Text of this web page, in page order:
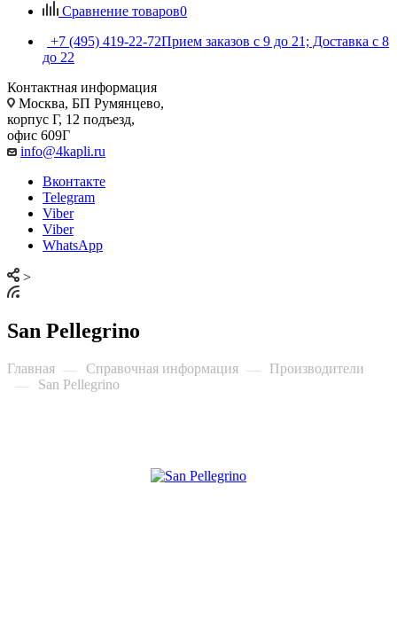
Сравнение товаров0
+7 (495) 419-22-72Прием заказов с 9 до 21; Доставка с 8
до 22
Контактная информация
Москва, БП Румянцево,
корпус Г, 12 подъезд,
офис 609Г
info@4kapli.ru
Вконтакте
Telegram
Viber
Viber
WhatsApp
>
San Pellegrino
Главная — Справочная информация —
Производители
—
San Pellegrino